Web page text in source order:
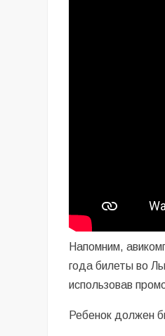
Напомним,
года билеты во
использовав
Ребенок должен